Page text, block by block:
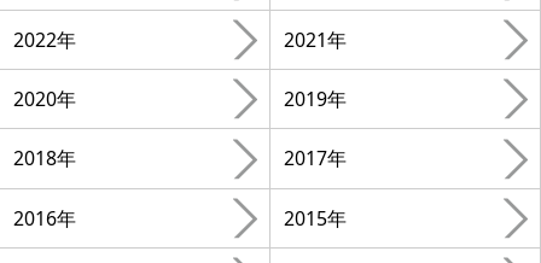
2022年 2021年
2020年 2019年
2018年 2017年
2016年 2015年